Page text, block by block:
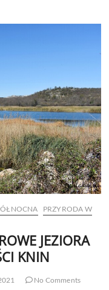
PRZYRODA W
JEZIORA
KNIN
No Comments